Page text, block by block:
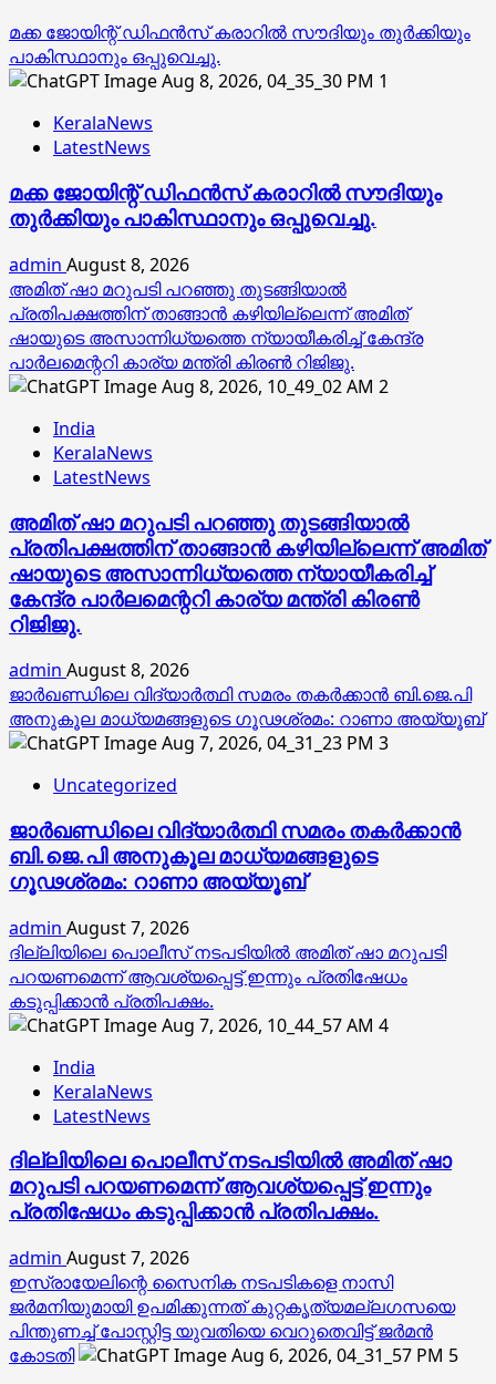
മക്ക ജോയിന്റ് ഡിഫന്‍സ് കരാറില്‍ സൗദിയും തുര്‍ക്കിയും
പാകിസ്ഥാനും ഒപ്പുവെച്ചു.
1
KeralaNews
LatestNews
മക്ക ജോയിന്റ് ഡിഫന്‍സ് കരാറില്‍ സൗദിയും
തുര്‍ക്കിയും പാകിസ്ഥാനും ഒപ്പുവെച്ചു.
admin August 8, 2026
അമിത് ഷാ മറുപടി പറഞ്ഞു തുടങ്ങിയാല്‍
പ്രതിപക്ഷത്തിന് താങ്ങാന്‍ കഴിയില്ലെന്ന് അമിത്
ഷായുടെ അസാന്നിധ്യത്തെ ന്യായീകരിച്ച് കേന്ദ്ര
പാര്‍ലമെന്ററി കാര്യ മന്ത്രി കിരണ്‍ റിജിജു.
2
India
KeralaNews
LatestNews
അമിത് ഷാ മറുപടി പറഞ്ഞു തുടങ്ങിയാല്‍
പ്രതിപക്ഷത്തിന് താങ്ങാന്‍ കഴിയില്ലെന്ന് അമിത്
ഷായുടെ അസാന്നിധ്യത്തെ ന്യായീകരിച്ച്
കേന്ദ്ര പാര്‍ലമെന്ററി കാര്യ മന്ത്രി കിരണ്‍
റിജിജു.
admin August 8, 2026
ജാര്‍ഖണ്ഡിലെ വിദ്യാര്‍ത്ഥി സമരം തകര്‍ക്കാന്‍ ബി.ജെ.പി
അനുകൂല മാധ്യമങ്ങളുടെ ഗൂഢശ്രമം: റാണാ അയ്യൂബ്
3
Uncategorized
ജാര്‍ഖണ്ഡിലെ വിദ്യാര്‍ത്ഥി സമരം തകര്‍ക്കാന്‍
ബി.ജെ.പി അനുകൂല മാധ്യമങ്ങളുടെ
ഗൂഢശ്രമം: റാണാ അയ്യൂബ്
admin August 7, 2026
ദില്ലിയിലെ പൊലീസ് നടപടിയിൽ അമിത് ഷാ മറുപടി
പറയണമെന്ന് ആവശ്യപ്പെട്ട് ഇന്നും പ്രതിഷേധം
കടുപ്പിക്കാൻ പ്രതിപക്ഷം.
4
India
KeralaNews
LatestNews
ദില്ലിയിലെ പൊലീസ് നടപടിയിൽ അമിത് ഷാ
മറുപടി പറയണമെന്ന് ആവശ്യപ്പെട്ട് ഇന്നും
പ്രതിഷേധം കടുപ്പിക്കാൻ പ്രതിപക്ഷം.
admin August 7, 2026
ഇസ്രായേലിന്റെ സൈനിക നടപടികളെ നാസി
ജര്‍മനിയുമായി ഉപമിക്കുന്നത് കുറ്റകൃത്യമല്ലഗസയെ
പിന്തുണച്ച് പോസ്റ്റിട്ട യുവതിയെ വെറുതെവിട്ട് ജര്‍മന്‍
കോടതി
5